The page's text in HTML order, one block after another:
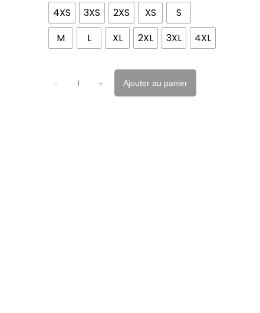
4XS 3XS 2XS XS
S
M
L XL 2XL 3XL 4XL
− + Ajouter au panier